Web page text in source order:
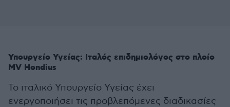
Υπουργείο Υγείας: Ιταλός επιδημιολόγος στο πλοίο
MV Hondius
Το ιταλικό Υπουργείο Υγείας έχει
ενεργοποιήσει τις προβλεπόμενες διαδικασίες